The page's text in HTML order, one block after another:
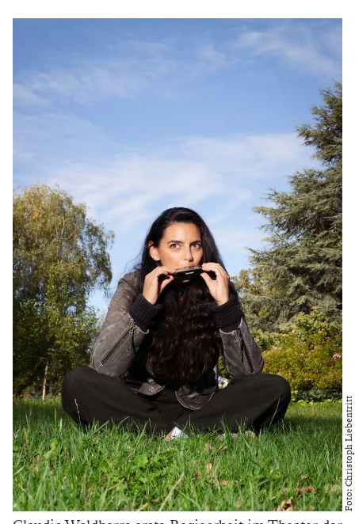
Foto: Christoph Liebentritt